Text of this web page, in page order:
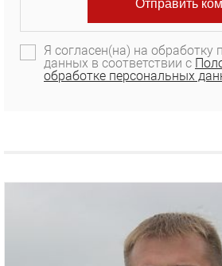
Я согласен(на) на обработку
данных в соответствии с
обработке персональных